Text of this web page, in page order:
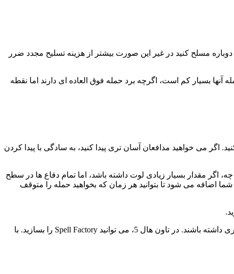
دوباره مسلح کنید در غیر این صورت بیشتر از هزینه تسلیح مجدد ضرر
بسیار کم است، اگرچه برد حمله فوق العاده ای دارند اما نقطه
اگر می خواهید مدافعان آسان تری پیدا کنید، به سادگی با پیدا کردن
اگر مقدار بسیار زیادی لوت داشته باشد، اما تمام دفاع ها در سطح
بالایی باشند، باید برای بدست آوردن لوت کمی ریسک کنید. وقتی به Storages و Collectors/Mines حمله می کنید، منابع بلافاصله به Storages شما اضافه می شود تا بتوانید هر زمان که بخواهید حمله را متوقف
در نهایت، ساخت آزمایشگاه را فراموش نکنید. این به شما کمک می کند تا نیروهای خود را به سطح بالاتر ارتقا دهید تا آنها HP و آسیب بیشتری داشته باشند. در تاون هال 5، می توانید Spell Factory را بسازید. با